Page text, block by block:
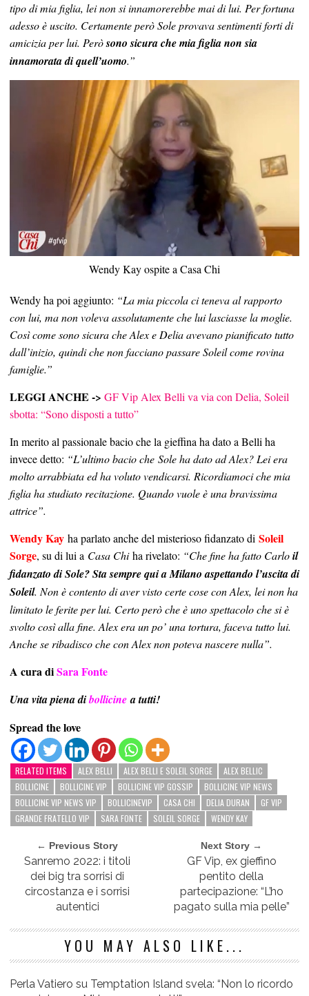
tipo di mia figlia, lei non si innamorerebbe mai di lui. Per fortuna
adesso è uscito. Certamente però Sole provava sentimenti forti di
amicizia per lui. Peròsono sicura che mia figlia non sia
innamorata di quell’uomo.”
Wendy Kay ospite a Casa Chi
Wendy ha poi aggiunto: “La mia piccola ci teneva al rapporto
con lui, ma non voleva assolutamente che lui lasciasse la moglie.
Così come sono sicura che Alex e Delia avevano pianificato tutto
dall’inizio, quindi che non facciano passare Soleil come rovina
famiglie.”
LEGGI ANCHE -> GF Vip Alex Belli va via con Delia, Soleil
sbotta: “Sono disposti a tutto”
In merito al passionale bacio che la gieffina ha dato a Belli ha
invece detto: “L’ultimo bacio che Sole ha dato ad Alex? Lei era
molto arrabbiata ed ha voluto vendicarsi. Ricordiamoci che mia
figlia ha studiato recitazione. Quando vuole è una bravissima
attrice”.
Wendy Kay ha parlato anche del misterioso fidanzato di Soleil
Sorge, su di lui a Casa Chiha rivelato: “Che fine ha fatto Carloil
fidanzato di Sole? Sta sempre qui a Milano aspettando l’uscita di
Soleil. Non è contento di aver visto certe cose con Alex, lei non ha
limitato le ferite per lui. Certo però che è uno spettacolo che si è
svolto così alla fine. Alex era un po’ una tortura, faceva tutto lui.
Anche se ribadisco che con Alex non poteva nascere nulla”.
A cura diSara Fonte
Una vita piena dibollicinea tutti!
Spread the love
RELATED ITEMS ALEX BELLI ALEX BELLI E SOLEIL SORGE
ALEX BELLIC
BOLLICINE
BOLLICINE VIP BOLLICINE VIP GOSSIP
BOLLICINE VIP NEWS
BOLLICINE VIP NEWS VIP
BOLLICINEVIP CASA CHI DELIA DURAN
GF VIP
GRANDE FRATELLO VIP
SARA FONTE SOLEIL SORGE WENDY KAY
← Previous Story
Sanremo 2022: i titoli
dei big tra sorrisi di
circostanza e i sorrisi
autentici
Next Story →
GF Vip, ex gieffino
pentito della
partecipazione: “L’ho
pagato sulla mia pelle”
YOU MAY ALSO LIKE...
Perla Vatiero su Temptation Island svela: “Non lo ricordo